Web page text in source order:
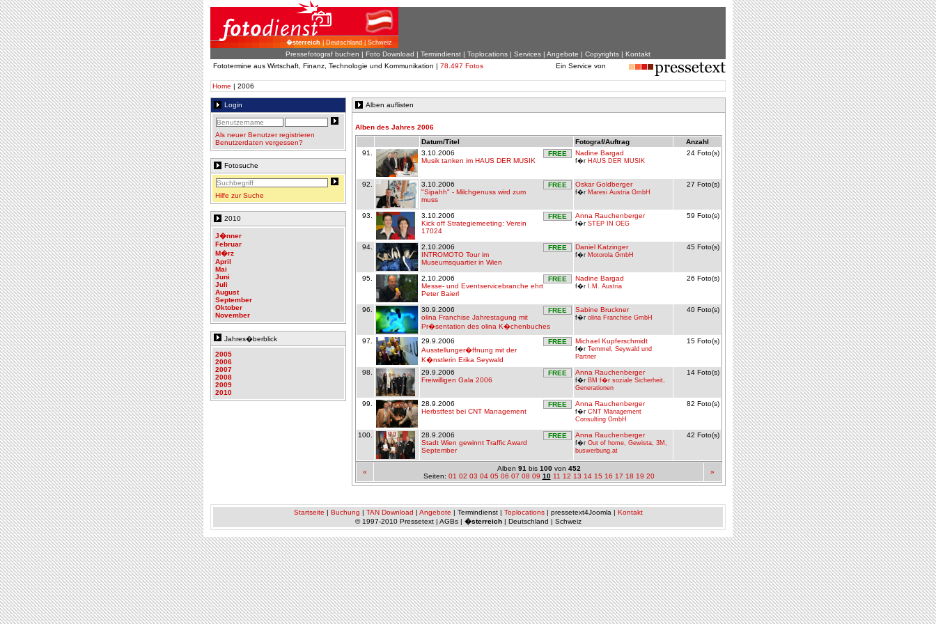
�sterreich| Deutschland | Schweiz
Pressefotograf buchen | Foto Download | Termindienst | Toplocations | Services | Angebote | Copyrights | Kontakt
Fototermine aus Wirtschaft, Finanz, Technologie und Kommunikation | 78.497 Fotos Ein Service von
Home | 2006
Login
Als neuer Benutzer registrieren
Benutzerdaten vergessen?
Fotosuche
Hilfe zur Suche
2010
J�nner
Februar
M�rz
April
Mai
Juni
Juli
August
September
Oktober
November
Jahres�berblick
2005
2006
2007
2008
2009
2010
Alben auflisten
Alben des Jahres 2006
Datum/Titel
Fotograf/Auftrag
Anzahl
91.
FREE
3.10.2006
Musik tanken im HAUS DER MUSIK
Nadine Bargad
f�r HAUS DER MUSIK
24 Foto(s)
92. FREE
3.10.2006
"Sipahh" - Milchgenuss wird zum
muss
Oskar Goldberger
f�r Maresi Austria GmbH
27 Foto(s)
93. FREE
3.10.2006
Kick off Strategiemeeting: Verein
17024
Anna Rauchenberger
f�r STEP IN OEG
59 Foto(s)
94. FREE
2.10.2006
INTROMOTO Tour im
Museumsquartier in Wien
Daniel Katzinger
f�r Motorola GmbH
45 Foto(s)
95. FREE
2.10.2006
Messe- und Eventservicebranche ehrt
Peter Baierl
Nadine Bargad
f�r I.M. Austria
26 Foto(s)
96. FREE
30.9.2006
olina Franchise Jahrestagung mit
Pr�sentation des olina K�chenbuches
Sabine Bruckner
f�r olina Franchise GmbH
40 Foto(s)
97. FREE
29.9.2006
Ausstellunger�ffnung mit der
K�nstlerin Erika Seywald
Michael Kupferschmidt
f�r Temmel, Seywald und
Partner
15 Foto(s)
98. FREE
29.9.2006
Freiwilligen Gala 2006
Anna Rauchenberger
f�r BM f�r soziale Sicherheit,
Generationen
14 Foto(s)
99. FREE
28.9.2006
Herbstfest bei CNT Management
Anna Rauchenberger
f�r CNT Management
Consulting GmbH
82 Foto(s)
100. FREE
28.9.2006
Stadt Wien gewinnt Traffic Award
September
Anna Rauchenberger
f�r Out of home, Gewista, 3M,
buswerbung.at
42 Foto(s)
« Alben 91 bis 100von 452
Seiten: 01 02 03 04 05 06 07 08 09 10 11 12 13 14 15 16 17 18 19 20
»
Startseite | Buchung | TAN Download | Angebote | Termindienst | Toplocations| pressetext4Joomla | Kontakt
© 1997-2010 Pressetext | AGBs | �sterreich| Deutschland | Schweiz